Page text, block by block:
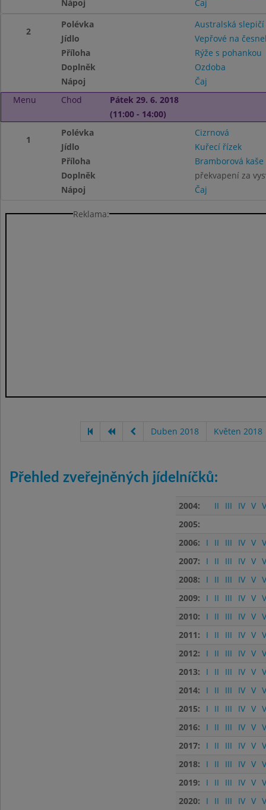
Nápoj
Čaj
2
Polévka
Australská slepičí
Jídlo
Vepřové na
Příloha
Rýže s pohankou
Doplněk
Ozdoba
Nápoj
Čaj
Menu
Chod
Pátek 29. 6. 2018
(11:00 - 14:00)
1
Polévka
Cizrnová
Jídlo
Kuřecí řízek
Příloha
Bramborová
Doplněk
překvapení za
Nápoj
Čaj
Reklama:
Duben 2018 Květen 2018
Přehled zveřejněných jídelníčků:
2004: II III IV V
2005:
2006:
I II III IV V
2007:
I II III IV V
2008:
I II III IV V
2009:
I II III IV V
2010:
I II III IV V
2011:
I II III IV V
2012:
I II III IV V
2013:
I II III IV V
2014:
I II III IV V
2015:
I II III IV V
2016:
I II III IV V
2017:
I II III IV V
2018:
I II III IV V
2019:
I II III IV V
2020:
I II III IV V